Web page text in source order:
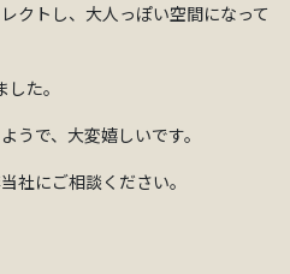
クトし、大人っぽい空間になって
た。
うで、大変嬉しいです。
社にご相談ください。